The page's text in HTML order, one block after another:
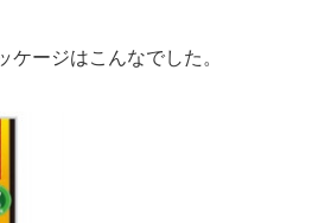
ージはこんなでした。